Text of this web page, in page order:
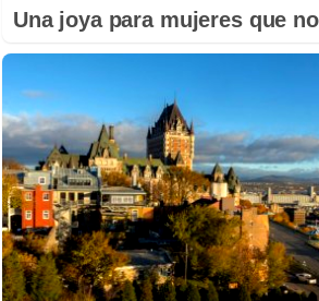
Una joya para mujeres que